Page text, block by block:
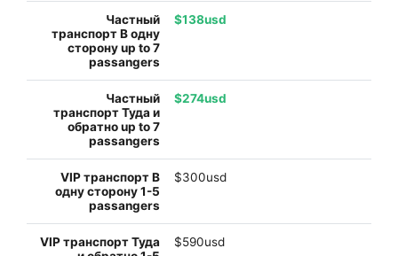
$138usd
$274usd
$300usd
$590usd